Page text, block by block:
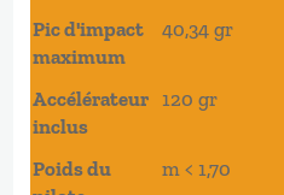
Pic d'impact
maximum
40,34 gr
Accélérateur
inclus
120 gr
Poids du
m < 1,70